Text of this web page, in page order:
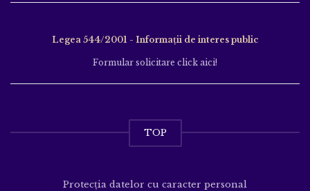
Legea 544/2001 - Informații de interes public
Formular solicitare click aici!
TOP
Protecția datelor cu caracter personal